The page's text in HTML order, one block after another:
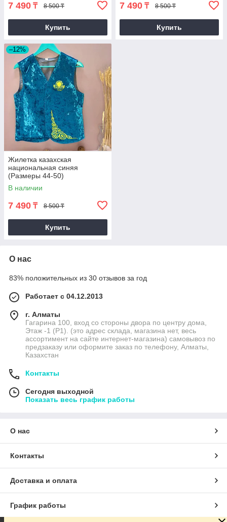
7 490 ₸ 8 500 ₸
Купить
7 490 ₸ 8 500 ₸
Купить
–12%
Жилетка казахская
национальная синяя
(Размеры 44-50)
В наличии
7 490 ₸ 8 500 ₸
Купить
О нас
83% положительных из 30 отзывов за год
Работает с 04.12.2013
г. Алматы
Гагарина 100, вход со стороны двора по центру дома,
Этаж -1 (P1). (это адрес склада, магазина нет, весь
ассортимент на сайте интернет-магазина) самовывоз по
предзаказу или оформите заказ по телефону, Алматы,
Казахстан
Контакты
Сегодня выходной
Показать весь график работы
О нас
Контакты
Доставка и оплата
График работы